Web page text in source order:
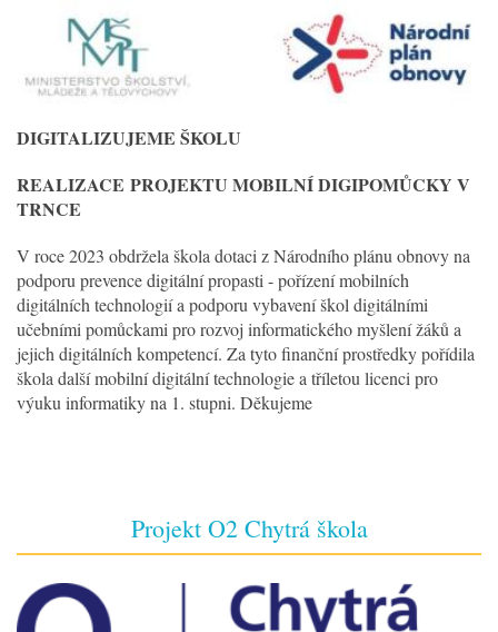
DIGITALIZUJEME ŠKOLU
REALIZACE PROJEKTU MOBILNÍ DIGIPOMŮCKY V
TRNCE
V roce 2023 obdržela škola dotaci z Národního plánu obnovy na
podporu prevence digitální propasti - pořízení mobilních
digitálních technologií a podporu vybavení škol digitálními
učebními pomůckami pro rozvoj informatického myšlení žáků a
jejich digitálních kompetencí. Za tyto finanční prostředky pořídila
škola další mobilní digitální technologie a tříletou licenci pro
výuku informatiky na 1. stupni. Děkujeme
Projekt O2 Chytrá škola